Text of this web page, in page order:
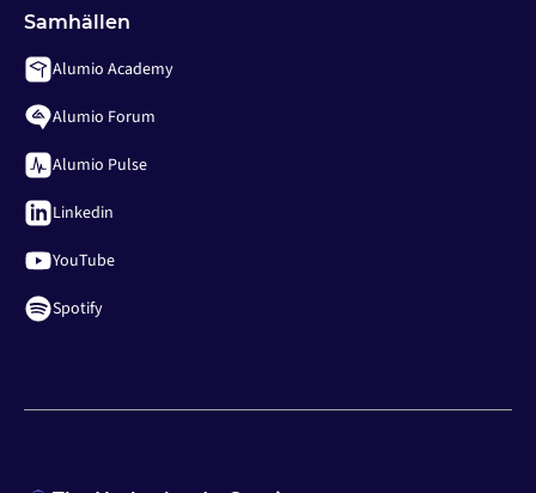
Samhällen
Alumio Academy
Alumio Forum
Alumio Pulse
Linkedin
YouTube
Spotify